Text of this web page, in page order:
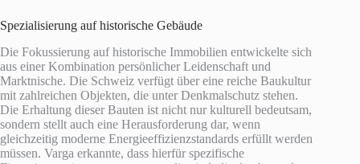
Spezialisierung auf historische Gebäude
Die Fokussierung auf historische Immobilien entwickelte sich
aus einer Kombination persönlicher Leidenschaft und
Marktnische. Die Schweiz verfügt über eine reiche Baukultur
mit zahlreichen Objekten, die unter Denkmalschutz stehen.
Die Erhaltung dieser Bauten ist nicht nur kulturell bedeutsam,
sondern stellt auch eine Herausforderung dar, wenn
gleichzeitig moderne Energieeffizienzstandards erfüllt werden
müssen. Varga erkannte, dass hierfür spezifische